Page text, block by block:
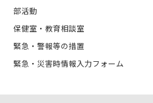
部活動
保健室・教育相談室
緊急・警報等の措置
緊急・災害時情報入力フォーム